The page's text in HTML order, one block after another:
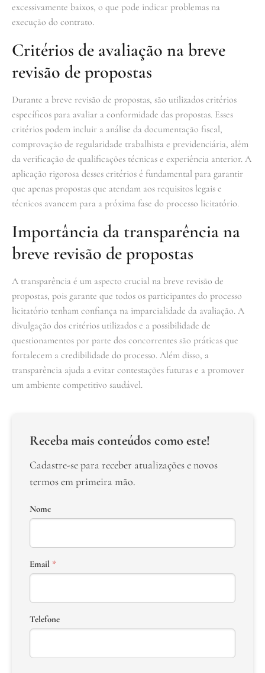
excessivamente baixos, o que pode indicar problemas na
execução do contrato.
Critérios de avaliação na breve
revisão de propostas
Durante a breve revisão de propostas, são utilizados critérios
específicos para avaliar a conformidade das propostas. Esses
critérios podem incluir a análise da documentação fiscal,
comprovação de regularidade trabalhista e previdenciária, além
da verificação de qualificações técnicas e experiência anterior. A
aplicação rigorosa desses critérios é fundamental para garantir
que apenas propostas que atendam aos requisitos legais e
técnicos avancem para a próxima fase do processo licitatório.
Importância da transparência na
breve revisão de propostas
A transparência é um aspecto crucial na breve revisão de
propostas, pois garante que todos os participantes do processo
licitatório tenham confiança na imparcialidade da avaliação. A
divulgação dos critérios utilizados e a possibilidade de
questionamentos por parte dos concorrentes são práticas que
fortalecem a credibilidade do processo. Além disso, a
transparência ajuda a evitar contestações futuras e a promover
um ambiente competitivo saudável.
Receba mais conteúdos como este!
Cadastre-se para receber atualizações e novos
termos em primeira mão.
Nome
Email *
Telefone